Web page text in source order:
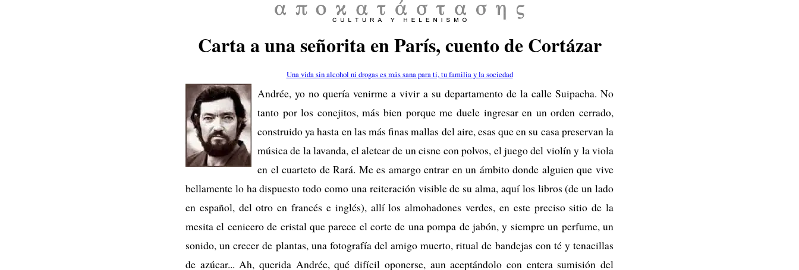
Carta a una señorita en París, cuento de Cortázar
Una vida sin alcohol ni drogas es más sana para ti, tu familia y la sociedad
Andrée, yo no quería venirme a vivir a su departamento de la calle Suipacha. No
tanto por los conejitos, más bien porque me duele ingresar en un orden cerrado,
construido ya hasta en las más finas mallas del aire, esas que en su casa preservan la
música de la lavanda, el aletear de un cisne con polvos, el juego del violín y la viola
en el cuarteto de Rará. Me es amargo entrar en un ámbito donde alguien que vive
bellamente lo ha dispuesto todo como una reiteración visible de su alma, aquí los libros (de un lado
en español, del otro en francés e inglés), allí los almohadones verdes, en este preciso sitio de la
mesita el cenicero de cristal que parece el corte de una pompa de jabón, y siempre un perfume, un
sonido, un crecer de plantas, una fotografía del amigo muerto, ritual de bandejas con té y tenacillas
de azúcar... Ah, querida Andrée, qué difícil oponerse, aun aceptándolo con entera sumisión del